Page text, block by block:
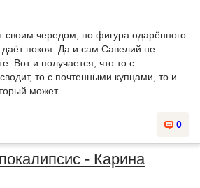
своим чередом, но фигура одарённого
покоя. Да и сам Савелий не
Вот и получается, что то с
то с почтенными купцами, то и
может...
0
- Карина